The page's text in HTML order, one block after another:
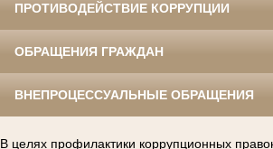
ПРОТИВОДЕЙСТВИЕ КОРРУПЦИИ
ОБРАЩЕНИЯ ГРАЖДАН
ВНЕПРОЦЕССУАЛЬНЫЕ ОБРАЩЕНИЯ
В целях профилактики коррупционных